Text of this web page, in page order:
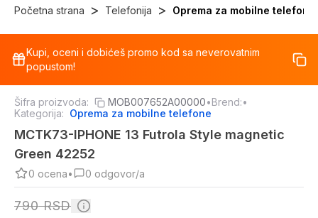
Početna strana > Telefonija > Oprema za mobilne telefone
%
Kupi, oceni i dobićeš promo kod sa neverovatnim
popustom!
Šifra proizvoda: MOB007652A00000•Brend:•
Kategorija: Oprema za mobilne telefone
MCTK73-IPHONE 13 Futrola Style magnetic
Green 42252
0 ocena• 0 odgovor/a
790RSD